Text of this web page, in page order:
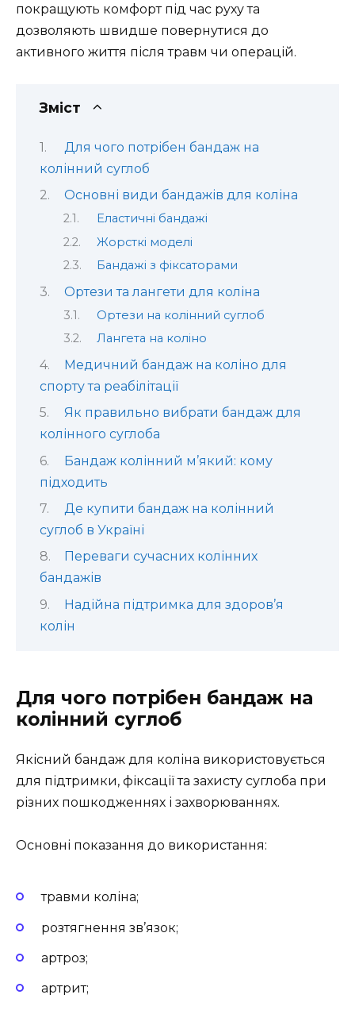
покращують комфорт під час руху та
дозволяють швидше повернутися до
активного життя після травм чи операцій.
Зміст
Для чого потрібен бандаж на
колінний суглоб
Основні види бандажів для коліна
Еластичні бандажі
Жорсткі моделі
Бандажі з фіксаторами
Ортези та лангети для коліна
Ортези на колінний суглоб
Лангета на коліно
Медичний бандаж на коліно для
спорту та реабілітації
Як правильно вибрати бандаж для
колінного суглоба
Бандаж колінний м’який: кому
підходить
Де купити бандаж на колінний
суглоб в Україні
Переваги сучасних колінних
бандажів
Надійна підтримка для здоров’я
колін
Для чого потрібен бандаж на
колінний суглоб
Якісний бандаж для коліна використовується
для підтримки, фіксації та захисту суглоба при
різних пошкодженнях і захворюваннях.
Основні показання до використання:
травми коліна;
розтягнення зв’язок;
артроз;
артрит;